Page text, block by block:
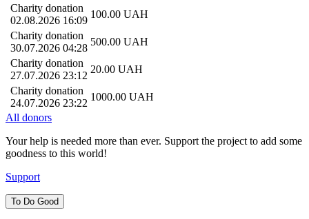
Charity donation
02.08.2026 16:09
100.00 UAH
Charity donation
30.07.2026 04:28
500.00 UAH
Charity donation
27.07.2026 23:12
20.00 UAH
Charity donation
24.07.2026 23:22
1000.00 UAH
All donors
Your help is needed more than ever. Support the project to add some
goodness to this world!
Support
To Do Good